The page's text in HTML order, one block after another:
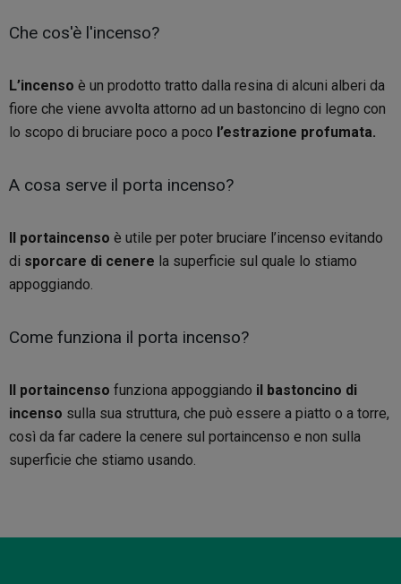
Che cos'è l'incenso?
L’incenso è un prodotto tratto dalla resina di alcuni alberi da
fiore che viene avvolta attorno ad un bastoncino di legno con
lo scopo di bruciare poco a poco l’estrazione profumata.
A cosa serve il porta incenso?
Il portaincenso è utile per poter bruciare l’incenso evitando
di sporcare di cenere la superficie sul quale lo stiamo
appoggiando.
Come funziona il porta incenso?
Il portaincenso funziona appoggiando il bastoncino di
incenso sulla sua struttura, che può essere a piatto o a torre,
così da far cadere la cenere sul portaincenso e non sulla
superficie che stiamo usando.